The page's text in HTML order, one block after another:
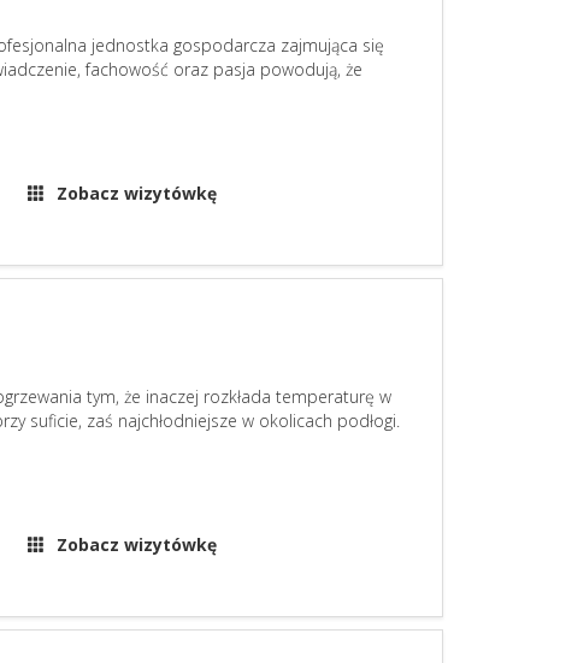
jednostka gospodarcza zajmująca się
fachowość oraz pasja powodują, że
Zobacz wizytówkę
tym, że inaczej rozkłada temperaturę w
suficie, zaś najchłodniejsze w okolicach podłogi.
Zobacz wizytówkę